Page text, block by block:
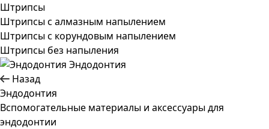
Штрипсы
Штрипсы c алмазным напылением
Штрипсы c корундовым напылением
Штрипсы без напыления
Эндодонтия
Назад
Эндодонтия
Вспомогательные материалы и аксессуары для
эндодонтии